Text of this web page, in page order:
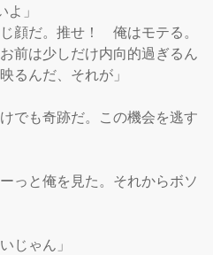
」
顔だ。推せ！　俺はモテる。
前は少しだけ内向的過ぎるん
るんだ、それが」
でも奇跡だ。この機会を逃す
っと俺を見た。それからボソ
じゃん」